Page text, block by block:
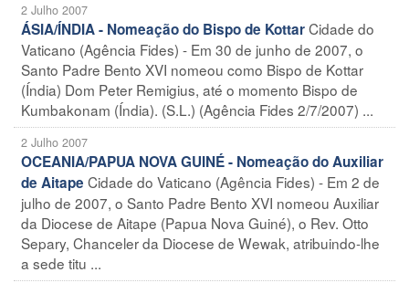
2 Julho 2007
ÁSIA/ÍNDIA - Nomeação do Bispo de KottarCidade do
Vaticano (Agência Fides) - Em 30 de junho de 2007, o
Santo Padre Bento XVI nomeou como Bispo de Kottar
(Índia) Dom Peter Remigius, até o momento Bispo de
Kumbakonam (Índia). (S.L.) (Agência Fides 2/7/2007) ...
2 Julho 2007
OCEANIA/PAPUA NOVA GUINÉ - Nomeação do Auxiliar
de Aitape Cidade do Vaticano (Agência Fides) - Em 2 de
julho de 2007, o Santo Padre Bento XVI nomeou Auxiliar
da Diocese de Aitape (Papua Nova Guiné), o Rev. Otto
Separy, Chanceler da Diocese de Wewak, atribuindo-lhe
a sede titu ...